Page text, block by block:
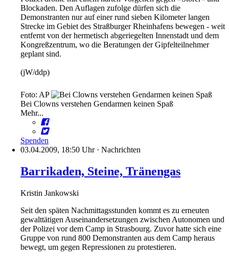
Blockaden. Den Auflagen zufolge dürfen sich die
Demonstranten nur auf einer rund sieben Kilometer langen
Strecke im Gebiet des Straßburger Rheinhafens bewegen - weit
entfernt von der hermetisch abgeriegelten Innenstadt und dem
Kongreßzentrum, wo die Beratungen der Gipfelteilnehmer
geplant sind.
(jW/ddp)
Foto: AP
Bei Clowns verstehen Gendarmen keinen Spaß
Mehr...
Spenden
03.04.2009, 18:50 Uhr· Nachrichten
Barrikaden, Steine, Tränengas
Kristin Jankowski
Seit den späten Nachmittagsstunden kommt es zu erneuten
gewalttätigen Auseinandersetzungen zwischen Autonomen und
der Polizei vor dem Camp in Strasbourg. Zuvor hatte sich eine
Gruppe von rund 800 Demonstranten aus dem Camp heraus
bewegt, um gegen Repressionen zu protestieren.